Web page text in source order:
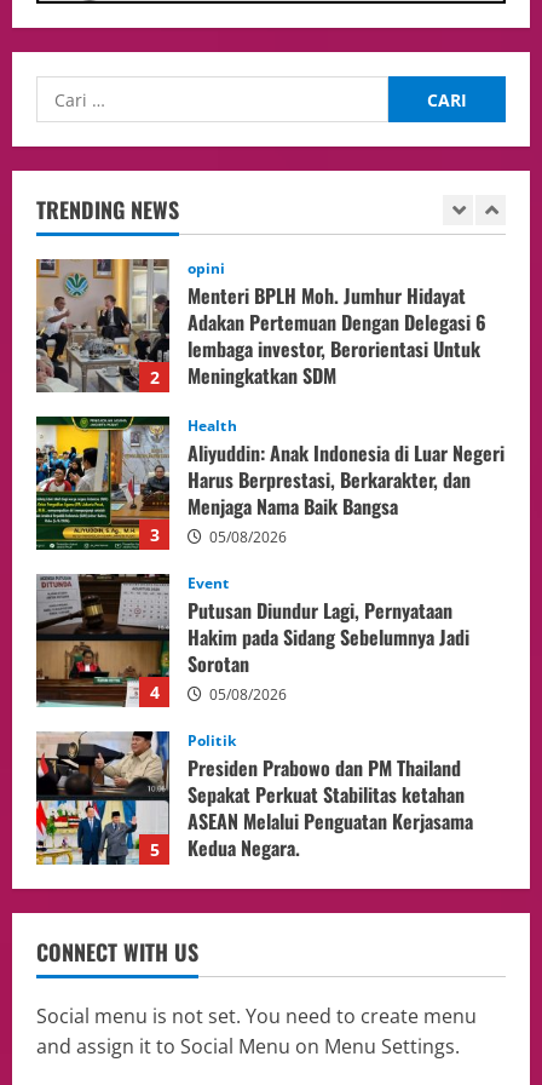
TRENDING NEWS
Selesaikan 25 Perkara Isbat Nikah bagi
WNI di Johor Bahru
2
Adakan Pertemuan Dengan Delegasi 6
3
Health
Aliyuddin: Anak Indonesia di Luar Negeri
Harus Berprestasi, Berkarakter, dan
Menjaga Nama Baik Bangsa
05/08/2026
4
Event
Putusan Diundur Lagi, Pernyataan
Hakim pada Sidang Sebelumnya Jadi
Sorotan
05/08/2026
5
Politik
Presiden Prabowo dan PM Thailand
Sepakat Perkuat Stabilitas ketahan
ASEAN Melalui Penguatan Kerjasama
Kedua Negara.
1
Culture
Pengadilan Agama Jakarta Pusat
Selesaikan 25 Perkara Isbat Nikah bagi
WNI di Johor Bahru
06/08/2026
2
Adakan Pertemuan Dengan Delegasi 6
lembaga investor, Berorientasi Untuk
Meningkatkan SDM
05/08/2026
Health
CONNECT WITH US
Social menu is not set. You need to create menu
and assign it to Social Menu on Menu Settings.